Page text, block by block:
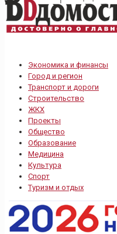
Экономика и финансы
Город и регион
Транспорт и дороги
Строительство
ЖКХ
Проекты
Общество
Образование
Медицина
Культура
Спорт
Туризм и отдых